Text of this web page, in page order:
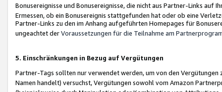
Bonusereignisse und Bonusereignisse, die nicht aus Partner-Links auf
Ermessen, ob ein Bonusereignis stattgefunden hat oder ob eine
Partner-Links zu den im Anhang aufgeführten Homepages für
ungeachtet derVoraussetzungen für die Teilnahme am
5. Einschränkungen in Bezug auf Vergütungen
Partner-Tags sollten nur verwendet werden, um von den
Namen handelt) versuchst, Vergütungen sowohl vom Amazon